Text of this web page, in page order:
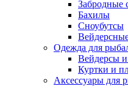
Забродные
Бахилы
Сноубутсы
Одежда для
Вейдерсы
Куртки и
Аксессуары для